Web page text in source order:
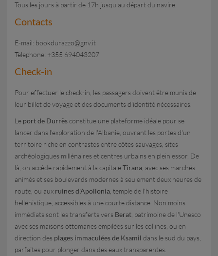
Tous les jours à partir de 17h jusqu'au départ du navire.
Contacts
E-mail: bookdurazzo@gnv.it
Telephone: +355 694043207
Check-in
Pour effectuer le check-in, les passagers doivent être munis de
leur billet de voyage et des documents d'identité nécessaires.
Le port de Durrësconstitue une plateforme idéale pour se
lancer dans l'exploration de l'Albanie, ouvrant les portes d'un
territoire riche en contrastes entre côtes sauvages, sites
archéologiques millénaires et centres urbains en plein essor. De
là, on accède rapidement à la capitaleTirana , avec ses marchés
animés et ses boulevards modernes à seulement deux heures de
route, ou aux ruines d'Apollonia , temple de l'histoire
hellénistique, accessibles à une courte distance. Non moins
immédiats sont les transferts vers Berat , patrimoine de l'Unesco
avec ses maisons ottomanes empilées sur les collines, ou en
direction des plages immaculées de Ksamil dans le sud du pays,
parfaites pour plonger dans des eaux transparentes.